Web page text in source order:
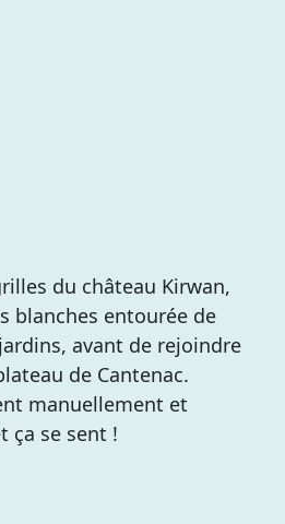
du château Kirwan,
blanches entourée de
avant de rejoindre
de Cantenac.
manuellement et
ça se sent !